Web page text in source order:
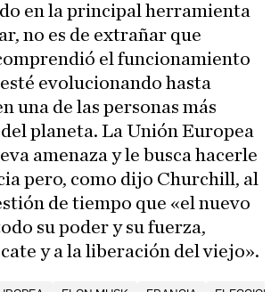
en la principal herramienta
no es de extrañar que
el funcionamiento
evolucionando hasta
una de las personas más
planeta. La Unión Europea
amenaza y le busca hacerle
pero, como dijo Churchill, al
de tiempo que «el nuevo
su poder y su fuerza,
y a la liberación del viejo».